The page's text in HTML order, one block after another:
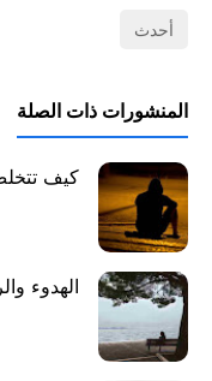
أحدث
المنشورات ذات الصلة
كيف
الهدوء